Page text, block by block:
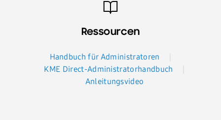
Ressourcen
Handbuch für Administratoren
KME Direct-Administratorhandbuch
Anleitungsvideo